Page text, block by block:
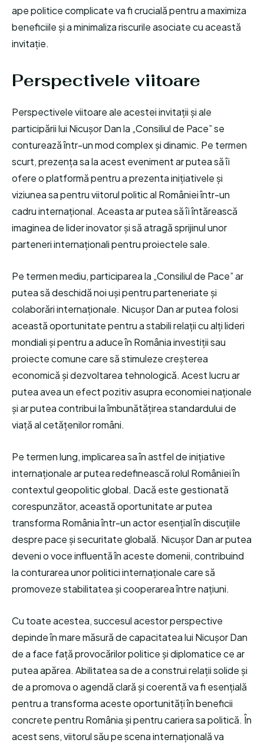
ape politice complicate va fi crucială pentru a maximiza
beneficiile și a minimaliza riscurile asociate cu această
invitație.
Perspectivele viitoare
Perspectivele viitoare ale acestei invitații și ale
participării lui Nicușor Dan la „Consiliul de Pace” se
conturează într-un mod complex și dinamic. Pe termen
scurt, prezența sa la acest eveniment ar putea să îi
ofere o platformă pentru a prezenta inițiativele și
viziunea sa pentru viitorul politic al României într-un
cadru internațional. Aceasta ar putea să îi întărească
imaginea de lider inovator și să atragă sprijinul unor
parteneri internaționali pentru proiectele sale.
Pe termen mediu, participarea la „Consiliul de Pace” ar
putea să deschidă noi uși pentru parteneriate și
colaborări internaționale. Nicușor Dan ar putea folosi
această oportunitate pentru a stabili relații cu alți lideri
mondiali și pentru a aduce în România investiții sau
proiecte comune care să stimuleze creșterea
economică și dezvoltarea tehnologică. Acest lucru ar
putea avea un efect pozitiv asupra economiei naționale
și ar putea contribui la îmbunătățirea standardului de
viață al cetățenilor români.
Pe termen lung, implicarea sa în astfel de inițiative
internaționale ar putea redefinească rolul României în
contextul geopolitic global. Dacă este gestionată
corespunzător, această oportunitate ar putea
transforma România într-un actor esențial în discuțiile
despre pace și securitate globală. Nicușor Dan ar putea
deveni o voce influentă în aceste domenii, contribuind
la conturarea unor politici internaționale care să
promoveze stabilitatea și cooperarea între națiuni.
Cu toate acestea, succesul acestor perspective
depinde în mare măsură de capacitatea lui Nicușor Dan
de a face față provocărilor politice și diplomatice ce ar
putea apărea. Abilitatea sa de a construi relații solide și
de a promova o agendă clară și coerentă va fi esențială
pentru a transforma aceste oportunități în beneficii
concrete pentru România și pentru cariera sa politică. În
acest sens, viitorul său pe scena internațională va